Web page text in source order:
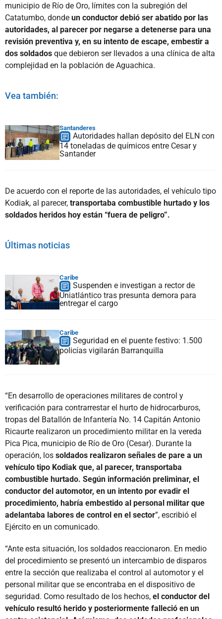
municipio de Río de Oro, límites con la subregión del
Catatumbo, donde un conductor debió ser abatido por las
autoridades, al parecer por negarse a detenerse para una
revisión preventiva y, en su intento de escape, embestir a
dos soldados que debieron ser llevados a una clínica de alta
complejidad en la población de Aguachica.
Vea también:
Santanderes
Autoridades hallan depósito del ELN con
14 toneladas de químicos entre Cesar y
Santander
De acuerdo con el reporte de las autoridades, el vehículo tipo
Kodiak, al parecer, transportaba combustible hurtado y los
soldados heridos hoy están “fuera de peligro”.
Últimas noticias
Caribe
Suspenden e investigan a rector de
Uniatlántico tras presunta demora para
entregar el cargo
Caribe
Seguridad en el puente festivo: 1.500
policías vigilarán Barranquilla
“En desarrollo de operaciones militares de control y
verificación para contrarrestar el hurto de hidrocarburos,
tropas del Batallón de Infantería No. 14 Capitán Antonio
Ricaurte realizaron un procedimiento militar en la vereda
Pica Pica, municipio de Río de Oro (Cesar). Durante la
operación, los soldados realizaron señales de pare a un
vehículo tipo Kodiak que, al parecer, transportaba
combustible hurtado. Según información preliminar, el
conductor del automotor, en un intento por evadir el
procedimiento, habría embestido al personal militar que
adelantaba labores de control en el sector”, escribió el
Ejército en un comunicado.
“Ante esta situación, los soldados reaccionaron. En medio
del procedimiento se presentó un intercambio de disparos
entre la sección que realizaba el control al automotor y el
personal militar que se encontraba en el dispositivo de
seguridad. Como resultado de los hechos, el conductor del
vehículo resultó herido y posteriormente falleció en un